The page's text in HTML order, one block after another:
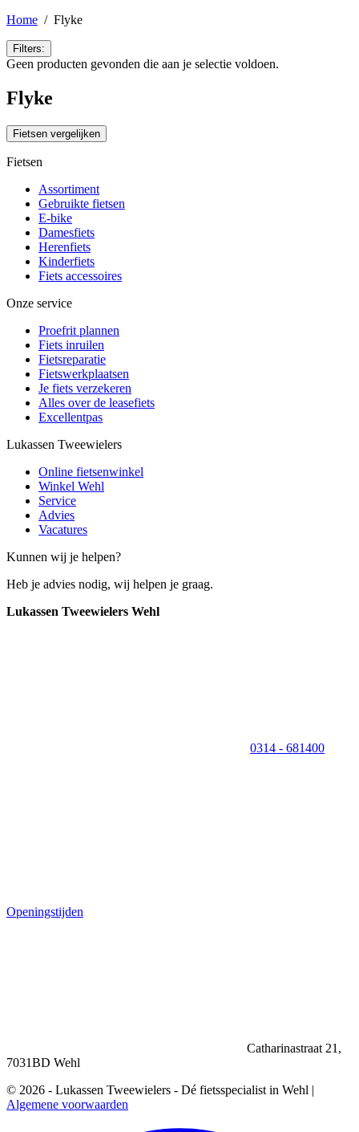
Home / Flyke
Filters:
Geen producten gevonden die aan je selectie voldoen.
Flyke
Fietsen vergelijken
Fietsen
Assortiment
Gebruikte fietsen
E-bike
Damesfiets
Herenfiets
Kinderfiets
Fiets accessoires
Onze service
Proefrit plannen
Fiets inruilen
Fietsreparatie
Fietswerkplaatsen
Je fiets verzekeren
Alles over de leasefiets
Excellentpas
Lukassen Tweewielers
Online fietsenwinkel
Winkel Wehl
Service
Advies
Vacatures
Kunnen wij je helpen?
Heb je advies nodig, wij helpen je graag.
Lukassen Tweewielers Wehl
0314 - 681400
Openingstijden
Catharinastraat 21,
7031BD Wehl
© 2026 - Lukassen Tweewielers - Dé fietsspecialist in Wehl |
Algemene voorwaarden